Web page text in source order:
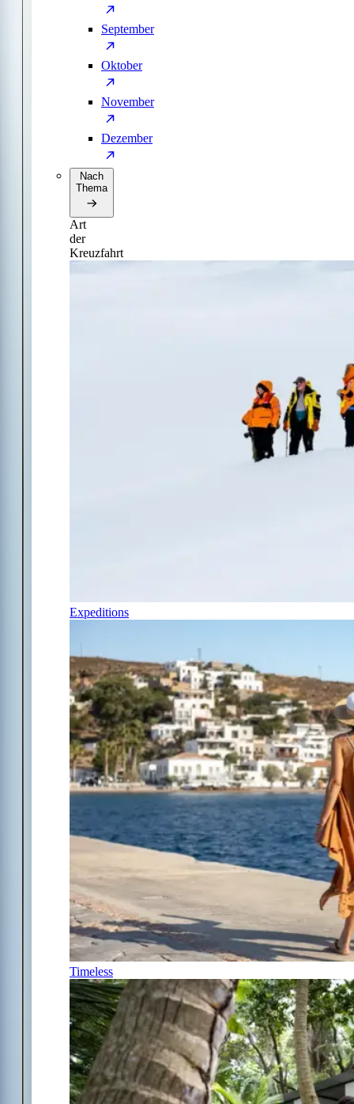
September
Oktober
November
Dezember
Nach
Thema
Art
der
Kreuzfahrt
Expeditions
Timeless